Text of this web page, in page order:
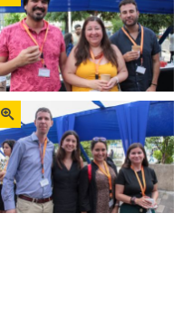
Zoom